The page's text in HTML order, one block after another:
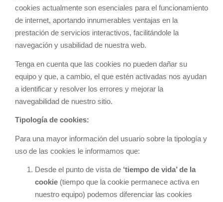
cookies actualmente son esenciales para el funcionamiento
de internet, aportando innumerables ventajas en la
prestación de servicios interactivos, facilitándole la
navegación y usabilidad de nuestra web.
Tenga en cuenta que las cookies no pueden dañar su
equipo y que, a cambio, el que estén activadas nos ayudan
a identificar y resolver los errores y mejorar la
navegabilidad de nuestro sitio.
Tipología de cookies:
Para una mayor información del usuario sobre la tipología y
uso de las cookies le informamos que:
Desde el punto de vista de ‘tiempo de vida’ de la
cookie (tiempo que la cookie permanece activa en
nuestro equipo) podemos diferenciar las cookies